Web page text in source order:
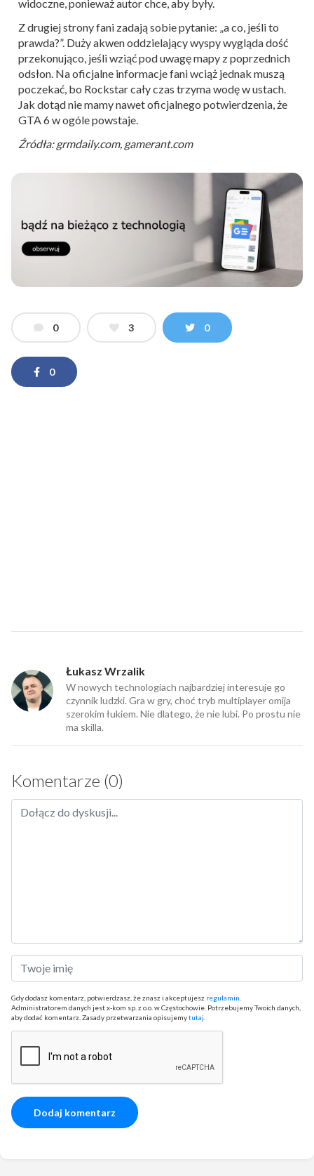
widoczne, ponieważ autor chce, aby były.
Z drugiej strony fani zadają sobie pytanie: „a co, jeśli to
prawda?”. Duży akwen oddzielający wyspy wygląda dość
przekonująco, jeśli wziąć pod uwagę mapy z poprzednich
odsłon. Na oficjalne informacje fani wciąż jednak muszą
poczekać, bo Rockstar cały czas trzyma wodę w ustach.
Jak dotąd nie mamy nawet oficjalnego potwierdzenia, że
GTA 6 w ogóle powstaje.
Źródła: grmdaily.com, gamerant.com
0 3 0
0
Łukasz Wrzalik
W nowych technologiach najbardziej interesuje go
czynnik ludzki. Gra w gry, choć tryb multiplayer omija
szerokim łukiem. Nie dlatego, że nie lubi. Po prostu nie
ma skilla.
Komentarze (0)
Gdy dodasz komentarz, potwierdzasz, że znasz i akceptujesz regulamin
Administratorem danych jest x-kom sp. z o.o. w Częstochowie. Potrzebujemy Twoich danych,
aby dodać komentarz. Zasady przetwarzania opisujemytutaj